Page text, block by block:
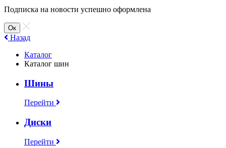
Подписка на новости успешно оформлена
Ок
Назад
Каталог
Каталог шин
Шины
Перейти
Диски
Перейти